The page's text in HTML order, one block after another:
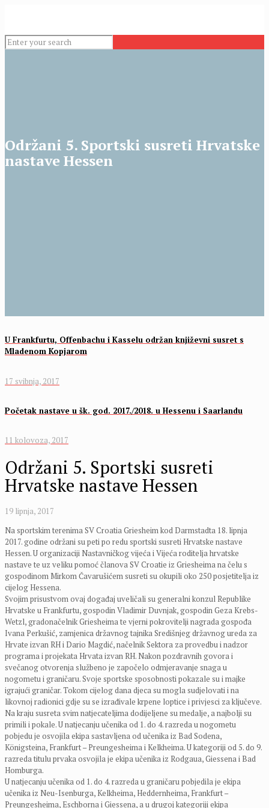
Održani 5. Sportski susreti Hrvatske
nastave Hessen
U Frankfurtu, Offenbachu i Kasselu održan književni susret s
Mladenom Kopjarom
17 svibnja, 2017
Početak nastave u šk. god. 2017./2018. u Hessenu i Saarlandu
11 kolovoza, 2017
Održani 5. Sportski susreti
Hrvatske nastave Hessen
19 lipnja, 2017
Na sportskim terenima SV Croatia Griesheim kod Darmstadta 18. lipnja
2017. godine održani su peti po redu sportski susreti Hrvatske nastave
Hessen. U organizaciji Nastavničkog vijeća i Vijeća roditelja hrvatske
nastave te uz veliku pomoć članova SV Croatie iz Griesheima na čelu s
gospodinom Mirkom Čavarušićem susreti su okupili oko 250 posjetitelja iz
cijelog Hessena.
Svojim prisustvom ovaj događaj uveličali su generalni konzul Republike
Hrvatske u Frankfurtu, gospodin Vladimir Duvnjak, gospodin Geza Krebs-
Wetzl, gradonačelnik Griesheima te vjerni pokrovitelji nagrada gospođa
Ivana Perkušić, zamjenica državnog tajnika Središnjeg državnog ureda za
Hrvate izvan RH i Dario Magdić, načelnik Sektora za provedbu i nadzor
programa i projekata Hrvata izvan RH. Nakon pozdravnih govora i
svečanog otvorenja službeno je započelo odmjeravanje snaga u
nogometu i graničaru. Svoje sportske sposobnosti pokazale su i majke
igrajući graničar. Tokom cijelog dana djeca su mogla sudjelovati i na
likovnoj radionici gdje su se izrađivale krpene loptice i privjesci za ključeve.
Na kraju susreta svim natjecateljima dodijeljene su medalje, a najbolji su
primili i pokale. U natjecanju učenika od 1. do 4. razreda u nogometu
pobjedu je osvojila ekipa sastavljena od učenika iz Bad Sodena,
Königsteina, Frankfurt – Preungesheima i Kelkheima. U kategoriji od 5. do 9.
razreda titulu prvaka osvojila je ekipa učenika iz Rodgaua, Giessena i Bad
Homburga.
U natjecanju učenika od 1. do 4. razreda u graničaru pobjedila je ekipa
učenika iz Neu-Isenburga, Kelkheima, Heddernheima, Frankfurt –
Preungesheima, Eschborna i Giessena, a u drugoj kategoriji ekipa